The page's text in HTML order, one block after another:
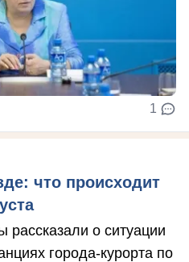
1
что происходит
о ситуации
города-курорта по